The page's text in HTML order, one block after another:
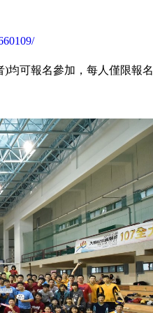
均可報名參加，每人僅限報名